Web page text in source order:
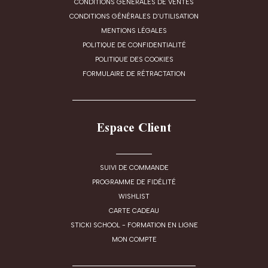
CONDITIONS GÉNÉRALES DE VENTES
CONDITIONS GÉNÉRALES D'UTILISATION
MENTIONS LÉGALES
POLITIQUE DE CONFIDENTIALITÉ
POLITIQUE DES COOKIES
FORMULAIRE DE RÉTRACTATION
Espace Client
SUIVI DE COMMANDE
PROGRAMME DE FIDÉLITÉ
WISHLIST
CARTE CADEAU
STICKI SCHOOL - FORMATION EN LIGNE
MON COMPTE